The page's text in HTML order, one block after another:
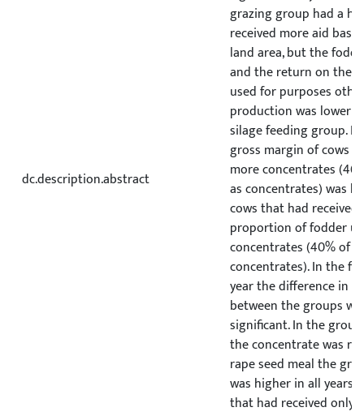
dc.description.abstract
grazing group had a
received more aid
land area, but the
and the return on the
used for purposes
production was lower
silage feeding group.
gross margin of cows
more concentrates
as concentrates) was
cows that had received
proportion of fodder
concentrates (40% of
concentrates). In the
year the difference in
between the groups
significant. In the
the concentrate was
rape seed meal the
was higher in all years
that had received only